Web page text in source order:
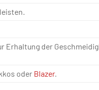
Erhaltung der
oder Blazer.